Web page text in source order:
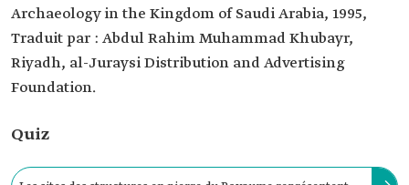
Archaeology in the Kingdom of Saudi Arabia, 1995,
Traduit par : Abdul Rahim Muhammad Khubayr,
Riyadh, al-Juraysi Distribution and Advertising
Foundation.
Quiz